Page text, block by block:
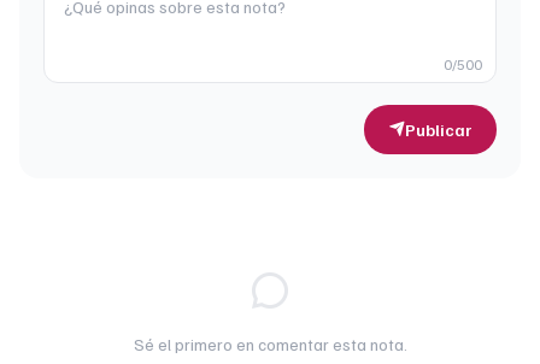
0/500
Publicar
Sé el primero en comentar esta nota.